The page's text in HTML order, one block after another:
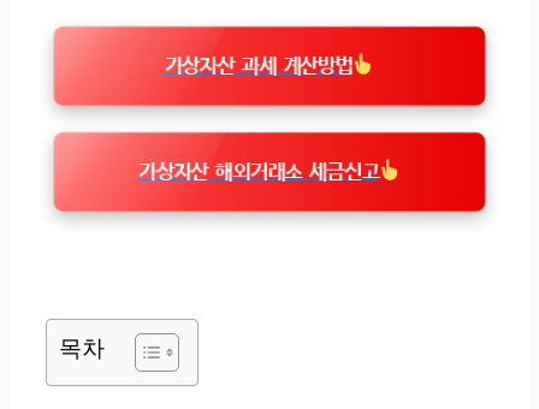
가상자산 과세 계산방법
가상자산 해외거래소 세금신고
목차